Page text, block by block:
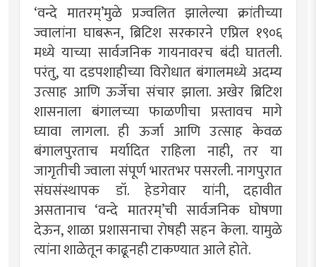
‘वन्दे मातरम्’मुळे प्रज्वलित झालेल्या क्रांतीच्या
ज्वालांना घाबरून, ब्रिटिश सरकारने एप्रिल १९०६
मध्ये याच्या सार्वजनिक गायनावरच बंदी घातली.
परंतु, या दडपशाहीच्या विरोधात बंगालमध्ये अदम्य
उत्साह आणि ऊर्जेचा संचार झाला. अखेर ब्रिटिश
शासनाला बंगालच्या फाळणीचा प्रस्तावच मागे
घ्यावा लागला. ही ऊर्जा आणि उत्साह केवळ
बंगालपुरताच मर्यादित राहिला नाही, तर या
जागृतीची ज्वाला संपूर्ण भारतभर पसरली. नागपुरात
संघसंस्थापक डॉ. हेडगेवार यांनी, दहावीत
असतानाच ‘वन्दे मातरम्’ची सार्वजनिक घोषणा
देऊन, शाळा प्रशासनाचा रोषही सहन केला. यामुळे
त्यांना शाळेतून काढूनही टाकण्यात आले होते.